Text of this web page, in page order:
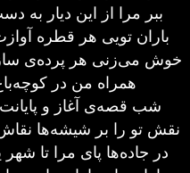
ببر مرا از این دیار به
باران تویی هر قطره
خوش می‌زنی هر پرده‌ی
همراه من در
شب قصه‌ی آغاز و
نقش تو را بر شیشه‌ها
در جاده‌ها پای مرا تا